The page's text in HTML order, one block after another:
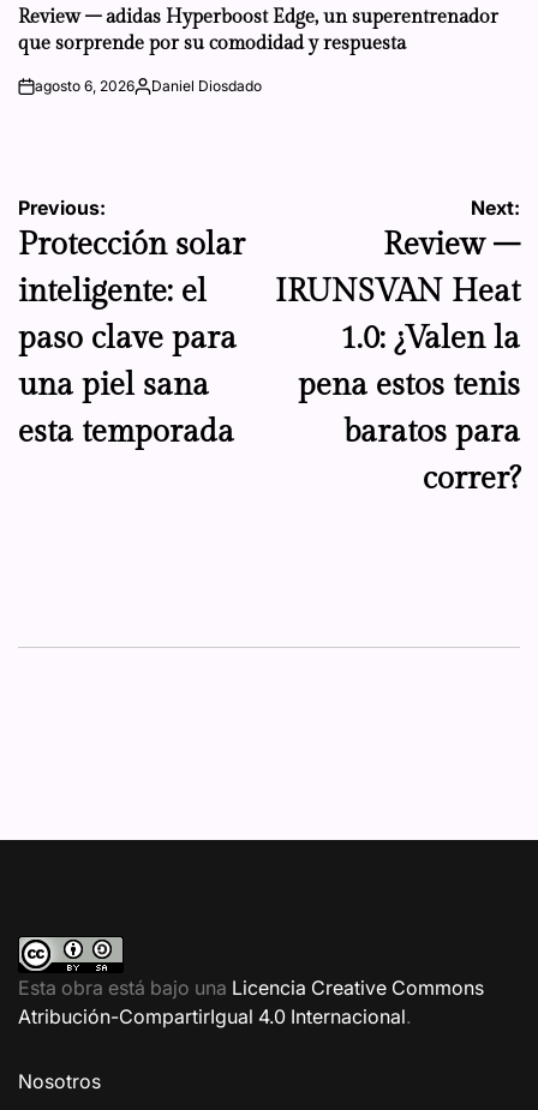
IN
Review – adidas Hyperboost Edge, un superentrenador
que sorprende por su comodidad y respuesta
onagosto 6, 2026Posted
Daniel Diosdado
Navegación
de
entradas
Previous:
Protección solar
inteligente: el
paso clave para
una piel sana
esta temporada
Next:
Review –
IRUNSVAN Heat
1.0: ¿Valen la
pena estos tenis
baratos para
correr?
Esta obra está bajo una Licencia Creative Commons
Atribución-CompartirIgual 4.0 Internacional.
Nosotros